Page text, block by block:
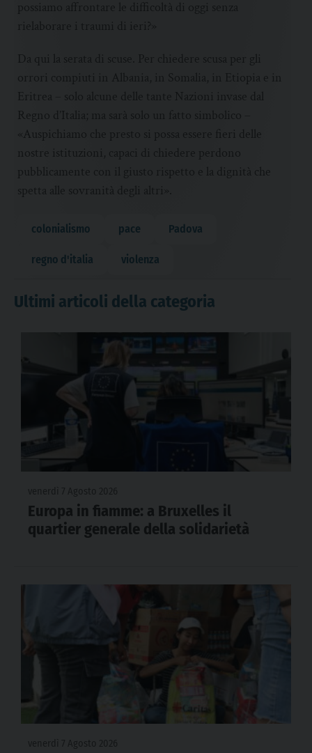
possiamo affrontare le difficoltà di oggi senza
rielaborare i traumi di ieri?»
Da qui la serata di scuse. Per chiedere scusa per gli
orrori compiuti in Albania, in Somalia, in Etiopia e in
Eritrea – solo alcune delle tante Nazioni invase dal
Regno d’Italia; ma sarà solo un fatto simbolico –
«Auspichiamo che presto si possa essere fieri delle
nostre istituzioni, capaci di chiedere perdono
pubblicamente con il giusto rispetto e la dignità che
spetta alle sovranità degli altri».
colonialismo pace Padova
regno d'italia violenza
Ultimi articoli della categoria
Europa in fiamme: a Bruxelles il
quartier generale della solidarietà